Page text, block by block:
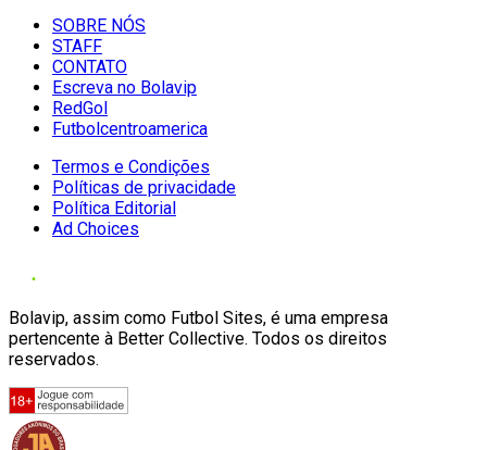
SOBRE NÓS
STAFF
CONTATO
Escreva no Bolavip
RedGol
Futbolcentroamerica
Termos e Condições
Políticas de privacidade
Política Editorial
Ad Choices
Bolavip, assim como Futbol Sites, é uma empresa
pertencente à Better Collective. Todos os direitos
reservados.